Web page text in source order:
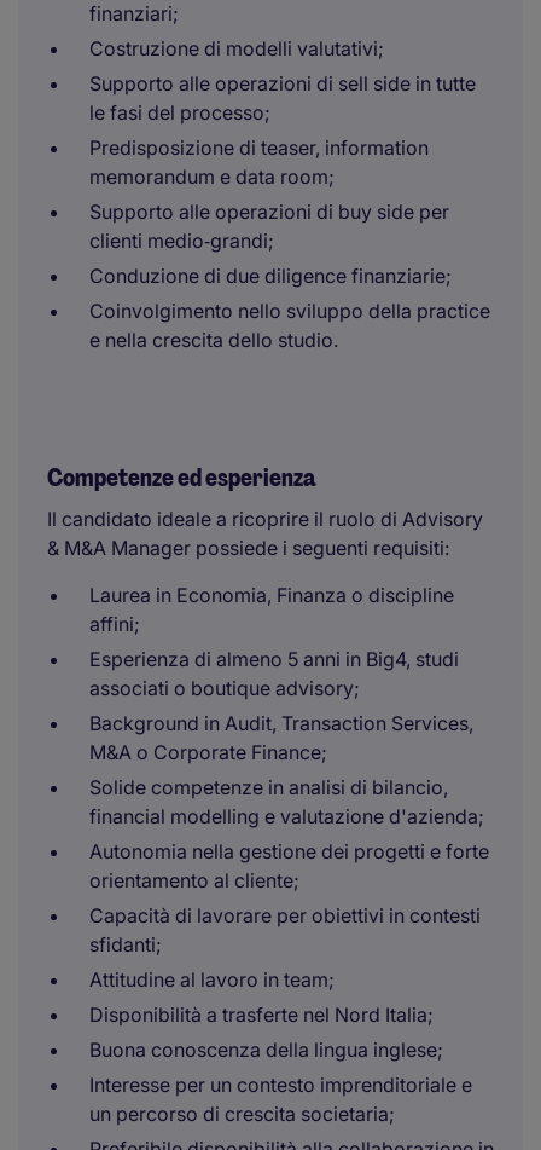
finanziari;
Costruzione di modelli valutativi;
Supporto alle operazioni di sell side in tutte
le fasi del processo;
Predisposizione di teaser, information
memorandum e data room;
Supporto alle operazioni di buy side per
clienti medio‑grandi;
Conduzione di due diligence finanziarie;
Coinvolgimento nello sviluppo della practice
e nella crescita dello studio.
Competenze ed esperienza
Il candidato ideale a ricoprire il ruolo di Advisory
& M&A Manager possiede i seguenti requisiti:
Laurea in Economia, Finanza o discipline
affini;
Esperienza di almeno 5 anni in Big4, studi
associati o boutique advisory;
Background in Audit, Transaction Services,
M&A o Corporate Finance;
Solide competenze in analisi di bilancio,
financial modelling e valutazione d'azienda;
Autonomia nella gestione dei progetti e forte
orientamento al cliente;
Capacità di lavorare per obiettivi in contesti
sfidanti;
Attitudine al lavoro in team;
Disponibilità a trasferte nel Nord Italia;
Buona conoscenza della lingua inglese;
Interesse per un contesto imprenditoriale e
un percorso di crescita societaria;